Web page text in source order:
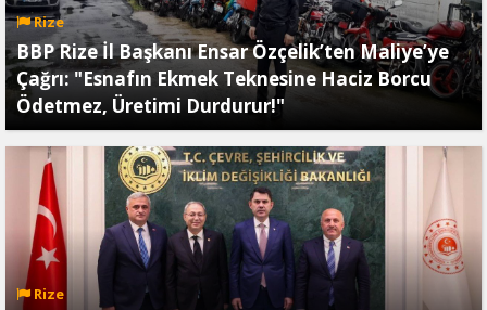
Rize
BBP Rize İl Başkanı Ensar Özçelik’ten Maliye’ye
Çağrı: "Esnafın Ekmek Teknesine Haciz Borcu
Ödetmez, Üretimi Durdurur!"
Rize